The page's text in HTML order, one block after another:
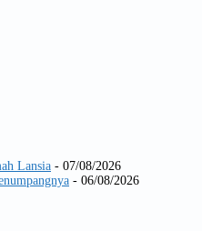
Lansia - 07/08/2026
- 06/08/2026